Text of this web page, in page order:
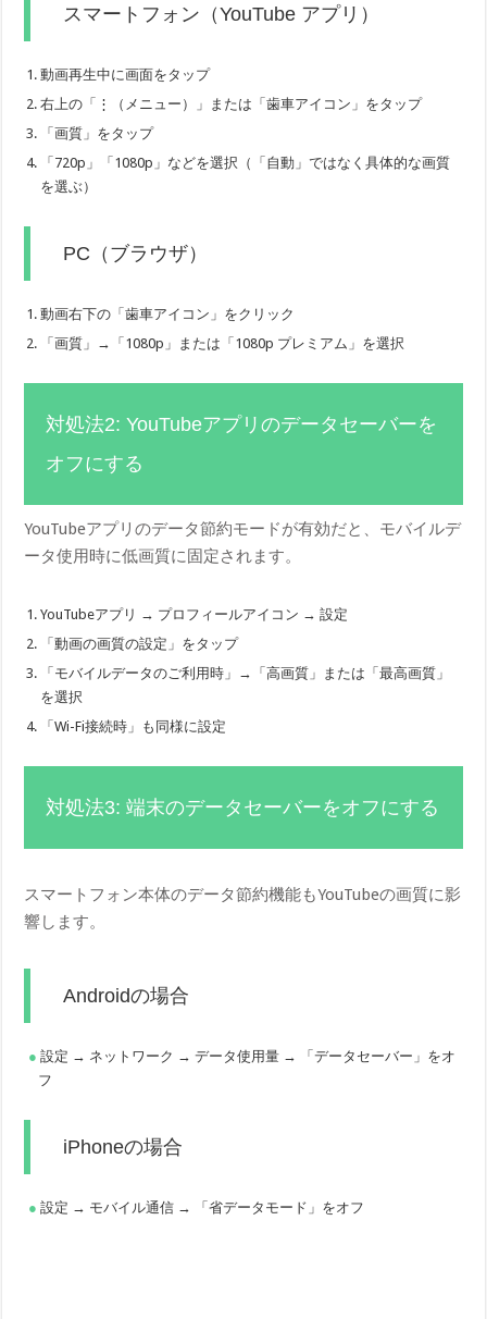
スマートフォン（YouTube アプリ）
動画再生中に画面をタップ
右上の「⋮（メニュー）」または「歯車アイコン」をタップ
「画質」をタップ
「720p」「1080p」などを選択（「自動」ではなく具体的な画質
を選ぶ）
PC（ブラウザ）
動画右下の「歯車アイコン」をクリック
「画質」→「1080p」または「1080p プレミアム」を選択
対処法2: YouTubeアプリのデータセーバーを
オフにする
YouTubeアプリのデータ節約モードが有効だと、モバイルデ
ータ使用時に低画質に固定されます。
YouTubeアプリ → プロフィールアイコン → 設定
「動画の画質の設定」をタップ
「モバイルデータのご利用時」→「高画質」または「最高画質」
を選択
「Wi-Fi接続時」も同様に設定
対処法3: 端末のデータセーバーをオフにする
スマートフォン本体のデータ節約機能もYouTubeの画質に影
響します。
Androidの場合
設定 → ネットワーク → データ使用量 → 「データセーバー」をオ
フ
iPhoneの場合
設定 → モバイル通信 → 「省データモード」をオフ